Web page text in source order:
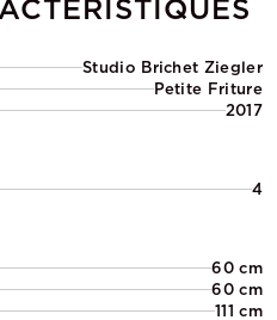
Studio Brichet Ziegler
Petite Friture
2017
4
60 cm
60 cm
111 cm